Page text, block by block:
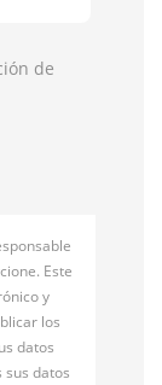
de
Este
y
los
datos
sus datos